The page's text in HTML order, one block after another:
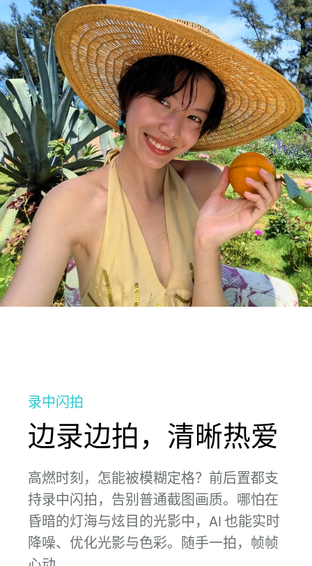
录中闪拍
边录边拍，清晰热爱
高燃时刻，怎能被模糊定格？前后置都支
持录中闪拍，告别普通截图画质。哪怕在
昏暗的灯海与炫目的光影中，AI 也能实时
降噪、优化光影与色彩。随手一拍，帧帧